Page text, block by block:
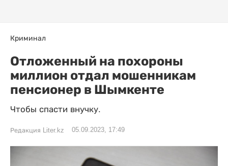
Криминал
Отложенный на похороны
миллион отдал мошенникам
пенсионер в Шымкенте
Чтобы спасти внучку.
Редакция Liter.kz 05.09.2023, 17:49